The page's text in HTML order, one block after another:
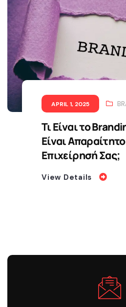
APRIL 1, 2025
Τι Είναι το
Είναι
Επιχείρησή Σας;
View Details